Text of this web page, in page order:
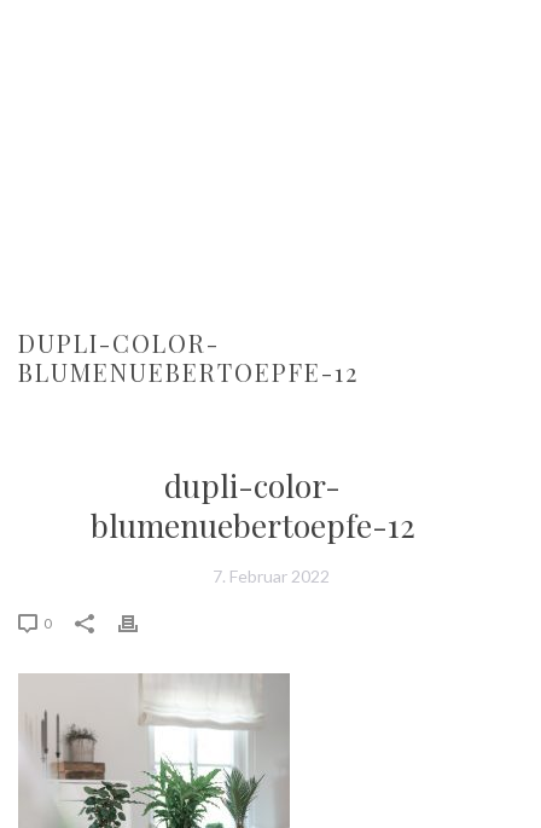
DUPLI-COLOR-
BLUMENUEBERTOEPFE-12
dupli-color-
blumenuebertoepfe-12
7. Februar 2022
0